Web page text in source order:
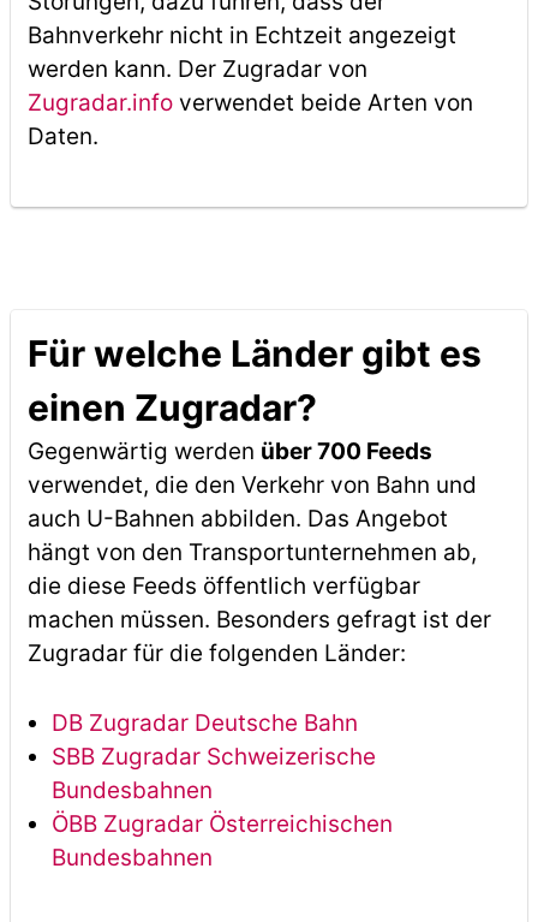
Bahnverkehr nicht in Echtzeit angezeigt
werden kann. Der Zugradar von
Zugradar.infoverwendet beide Arten von
Daten.
Für welche Länder gibt es
einen Zugradar?
Gegenwärtig werden über 700 Feeds
verwendet, die den Verkehr von Bahn und
auch U-Bahnen abbilden. Das Angebot
hängt von den Transportunternehmen ab,
die diese Feeds öffentlich verfügbar
machen müssen. Besonders gefragt ist der
Zugradar für die folgenden Länder:
DB Zugradar Deutsche Bahn
SBB Zugradar Schweizerische
Bundesbahnen
ÖBB Zugradar Österreichischen
Bundesbahnen